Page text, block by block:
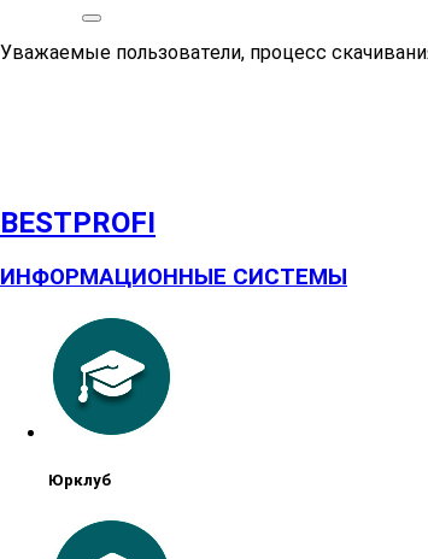
Уважаемые пользователи, процесс
BESTPROFI
ИНФОРМАЦИОННЫЕ СИСТЕМЫ
Юрклуб